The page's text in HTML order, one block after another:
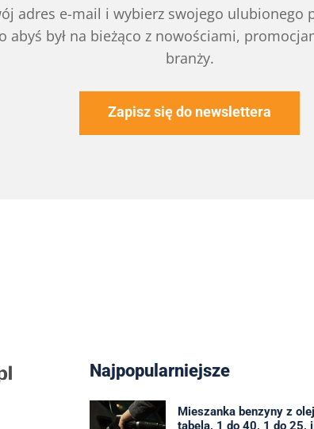
adres e-mail i wybierz swojego ulubionego
abyś był na bieżąco z nowościami,
branży.
Zapisz się do newslettera
Najpopularniejsze
Mieszanka benzyny z
tabela, 1 do 40, 1 do 25,